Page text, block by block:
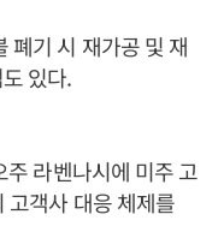
폐기 시 재가공 및 재
있다.
라벤나시에 미주 고
고객사 대응 체제를